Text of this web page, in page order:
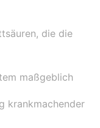
die die
maßgeblich
krankmachender